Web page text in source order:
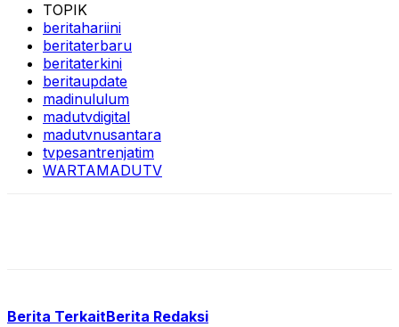
TOPIK
beritahariini
beritaterbaru
beritaterkini
beritaupdate
madinululum
madutvdigital
madutvnusantara
tvpesantrenjatim
WARTAMADUTV
Berita TerkaitBerita Redaksi